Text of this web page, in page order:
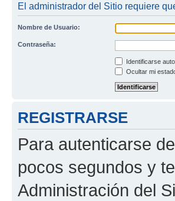
El administrador del Sitio requiere
Nombre de Usuario:
Contraseña:
Identificarse
Ocultar mi
REGISTRARSE
Para autenticarse
pocos segundos y
Administración del